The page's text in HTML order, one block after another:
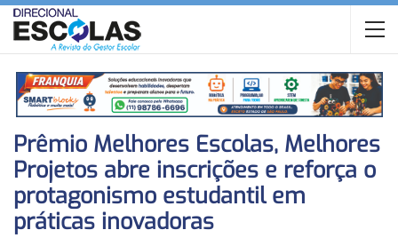
Prêmio Melhores Escolas, Melhores
Projetos abre inscrições e reforça o
protagonismo estudantil em
práticas inovadoras